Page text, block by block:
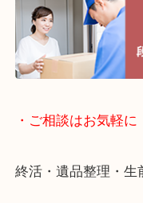
遅い時間しか家に
リ！